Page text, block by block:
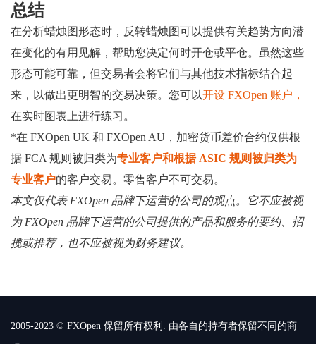
总结
在分析蜡烛图形态时，反转蜡烛图可以提供有关趋势方向潜
在变化的有用见解，帮助您决定何时开仓或平仓。虽然这些
形态可能可靠，但交易者会将它们与其他技术指标结合起
来，以做出更明智的交易决策。您可以开设 FXOpen 账户，
在实时图表上进行练习。
*在 FXOpen UK 和 FXOpen AU，加密货币差价合约仅供根
据 FCA 规则被归类为专业客户和根据 ASIC 规则被归类为
专业客户的客户交易。零售客户不可交易。
本文仅代表 FXOpen 品牌下运营的公司的观点。它不应被视
为 FXOpen 品牌下运营的公司提供的产品和服务的要约、招
揽或推荐，也不应被视为财务建议。
2005-2023 © FXOpen 保留所有权利. 由各自的持有者保留不同的商